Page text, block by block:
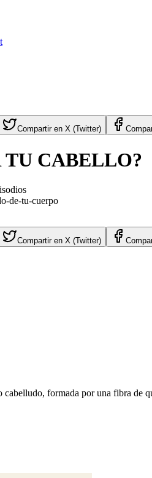
Compartir en X (Twitter)
TU CABELLO?
de-tu-cuerpo
Compartir en X (Twitter)
cabelludo, formada por una fibra de